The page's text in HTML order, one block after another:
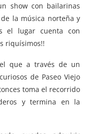
show con bailarinas
la música norteña y
el lugar cuenta con
riquísimos!!
que a través de un
de Paseo Viejo
toma el recorrido
y termina en la